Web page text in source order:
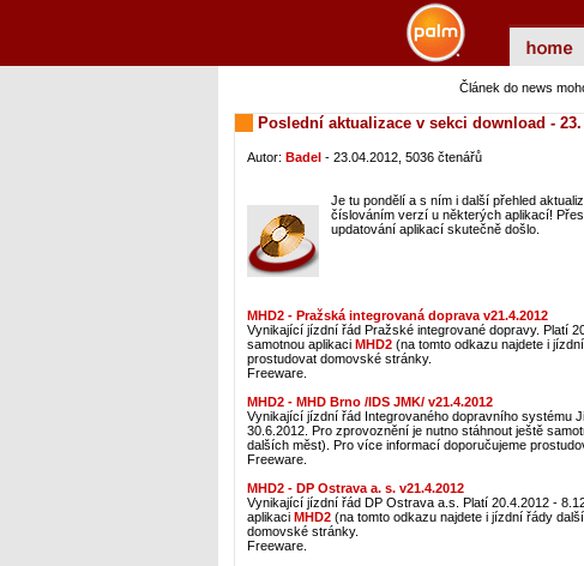
Článek do news
Poslední aktualizace v sekci download - 23.
Autor: Badel- 23.04.2012, 5036 čtenářů
Je tu pondělí a s ním i další přehled
číslováním verzí u některých aplikací!
updatování aplikací skutečně došlo.
MHD2 - Pražská integrovaná doprava v21.4.2012
Vynikající jízdní řád Pražské integrované dopravy. Platí
samotnou aplikaci MHD2(na tomto odkazu najdete i
prostudovat domovské stránky.
Freeware.
MHD2 - MHD Brno /IDS JMK/ v21.4.2012
Vynikající jízdní řád Integrovaného dopravního systému
30.6.2012. Pro zprovoznění je nutno stáhnout ještě
dalších měst). Pro více informací doporučujeme
Freeware.
MHD2 - DP Ostrava a. s. v21.4.2012
Vynikající jízdní řád DP Ostrava a.s. Platí 20.4.2012 -
aplikaci MHD2(na tomto odkazu najdete i jízdní řády
domovské stránky.
Freeware.